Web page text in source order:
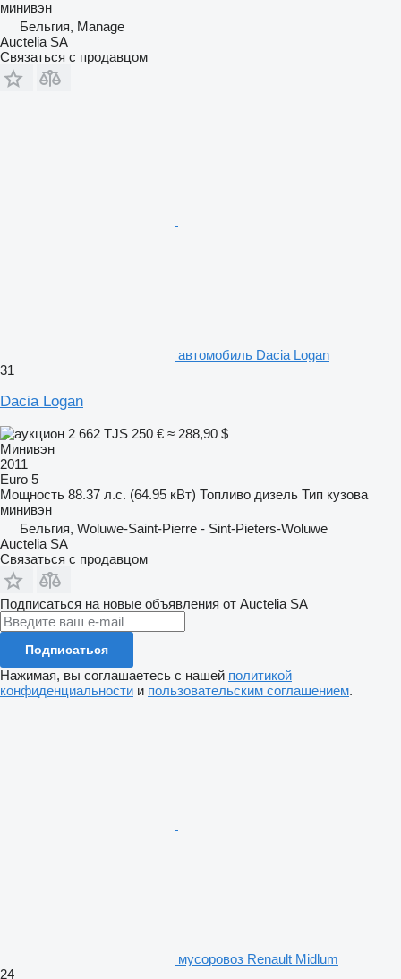
минивэн
Бельгия, Manage
Auctelia SA
Связаться с продавцом
автомобиль Dacia Logan
31
Dacia Logan
2 662 TJS 250 € ≈ 288,90 $
Минивэн
2011
Euro 5
Мощность 88.37 л.с. (64.95 кВт) Топливо дизель Тип кузова
минивэн
Бельгия, Woluwe-Saint-Pierre - Sint-Pieters-Woluwe
Auctelia SA
Связаться с продавцом
Подписаться на новые объявления от Auctelia SA
Подписаться
Нажимая, вы соглашаетесь с нашей политикой
конфиденциальности и пользовательским соглашением.
мусоровоз Renault Midlum
24